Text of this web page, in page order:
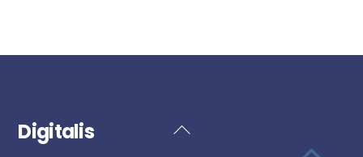
Back
Digitalis